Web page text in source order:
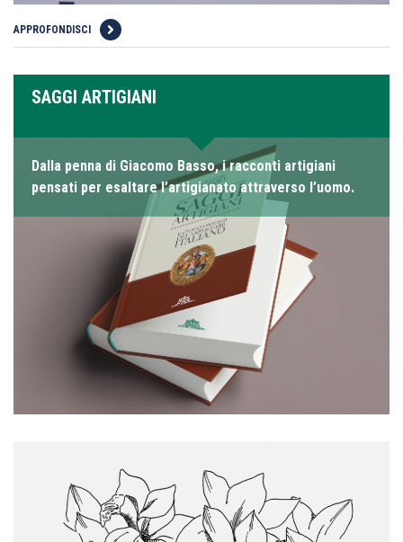
APPROFONDISCI
SAGGI ARTIGIANI
Dalla penna di Giacomo Basso, i racconti artigiani
pensati per esaltare l’artigianato attraverso l’uomo.